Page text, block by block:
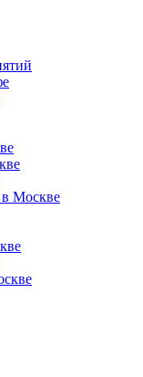
Москве